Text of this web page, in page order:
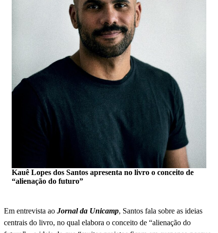
Kauê Lopes dos Santos apresenta no livro o conceito de
“alienação do futuro”
Em entrevista ao Jornal da Unicamp, Santos fala sobre as ideias
centrais do livro, no qual elabora o conceito de “alienação do